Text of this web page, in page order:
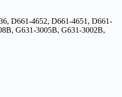
D661-4652, D661-4651, D661-
G631-3005B, G631-3002B,